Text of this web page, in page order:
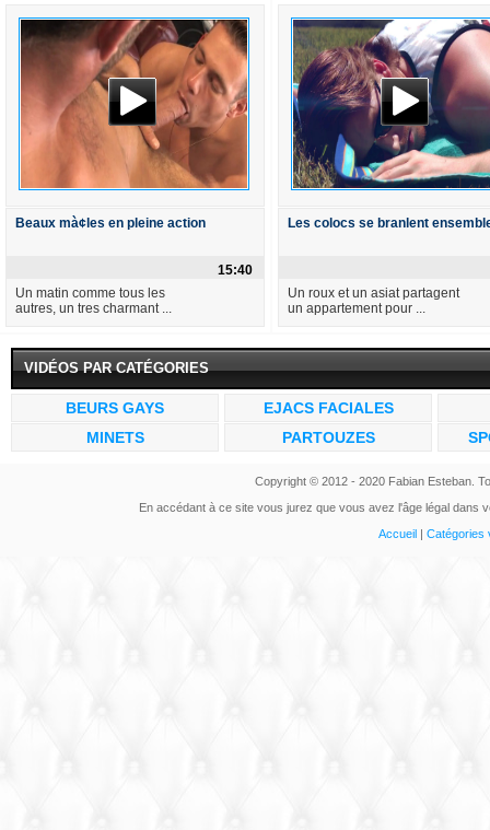
Beaux mà¢les en pleine action
15:40
Un matin comme tous les
autres, un tres charmant ...
Les colocs se branlent
Un roux et un asiat partagent
un appartement pour ...
VIDÉOS PAR CATÉGORIES
BEURS GAYS
EJACS FACIALES
MINETS
PARTOUZES
Copyright © 2012 - 2020 Fabian Esteban.
En accédant à ce site vous jurez que vous avez l'âge légal dans
Accueil| Catégories